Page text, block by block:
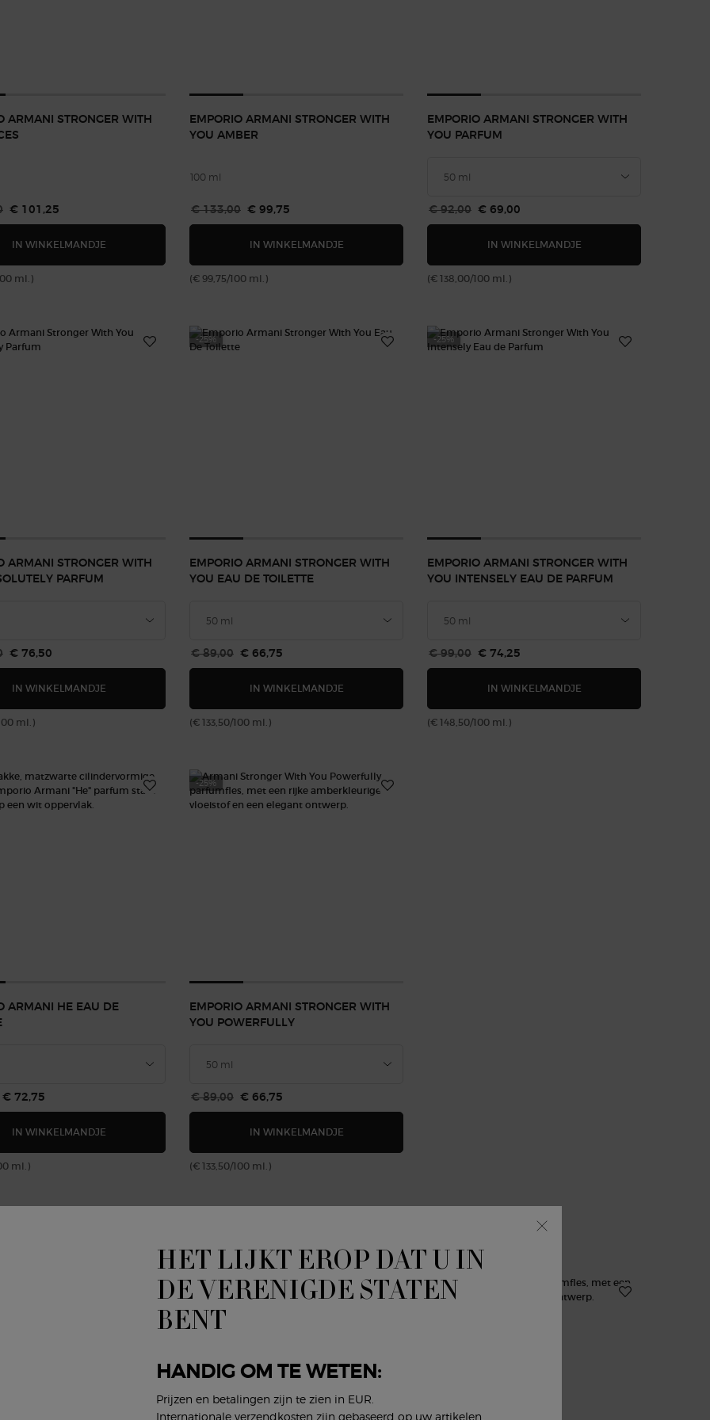
ARMANI STRONGER WITH
Nieuwe prijs
€ 101,25
IN WINKELMANDJE EMPORIO ARMANI STRONGER WITH YOU SPICES
ml.)
EMPORIO ARMANI STRONGER WITH
YOU AMBER
100 ml
Oude prijs
€ 133,00 Nieuwe prijs
€ 99,75
IN WINKELMANDJE EMPORIO ARMANI STRONGER WITH YOU AMBER
(€ 99,75/100 ml.)
EMPORIO ARMANI STRONGER WITH
YOU PARFUM
Oude prijs
€ 92,00 Nieuwe prijs
€ 69,00
IN WINKELMANDJE
(€ 138,00/100 ml.)
ARMANI STRONGER WITH
PARFUM
Nieuwe prijs
€ 76,50
IN WINKELMANDJE EMPORIO ARMANI STRONGER WITH YOU ABSOLUTELY PARFUM
ml.)
-25%
EMPORIO ARMANI STRONGER WITH
YOU EAU DE TOILETTE
Oude prijs
€ 89,00 Nieuwe prijs
€ 66,75
IN WINKELMANDJE EMPORIO ARMANI STRONGER WITH YOU EAU DE TOILETTE
(€ 133,50/100 ml.)
-25%
EMPORIO ARMANI STRONGER WITH
YOU INTENSELY EAU DE PARFUM
Oude prijs
€ 99,00 Nieuwe prijs
€ 74,25
IN WINKELMANDJE
(€ 148,50/100 ml.)
ARMANI HE EAU DE
Nieuwe prijs
€ 72,75
IN WINKELMANDJE EMPORIO ARMANI HE EAU DE TOILETTE
ml.)
-25%
EMPORIO ARMANI STRONGER WITH
YOU POWERFULLY
Oude prijs
€ 89,00 Nieuwe prijs
€ 66,75
IN WINKELMANDJE
(€ 133,50/100 ml.)
OOK LEUK
-25%
HET LIJKT EROP DAT U IN
DE VERENIGDE STATEN
BENT
HANDIG OM TE WETEN:
Prijzen en betalingen zijn te zien in EUR.
Internationale verzendkosten zijn gebaseerd op uw artikelen,